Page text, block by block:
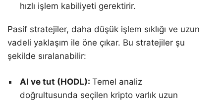
hızlı işlem kabiliyeti gerektirir.
Pasif stratejiler, daha düşük işlem sıklığı ve uzun
vadeli yaklaşım ile öne çıkar. Bu stratejiler şu
şekilde sıralanabilir:
Al ve tut (HODL): Temel analiz
doğrultusunda seçilen kripto varlık uzun